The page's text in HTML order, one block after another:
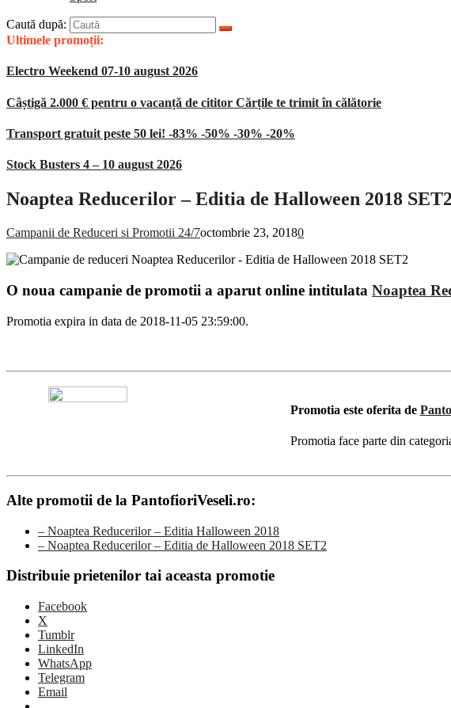
Caută după:
Ultimele promoții:
Electro Weekend 07-10 august 2026
Câștigă 2.000 € pentru o vacanță de cititor Cărțile te trimit în călătorie
Transport gratuit peste 50 lei! -83% -50% -30% -20%
Stock Busters 4 – 10 august 2026
Noaptea Reducerilor – Editia de Halloween 2018 SET2
Campanii de Reduceri si Promotii 24/7octombrie 23, 20180
O noua campanie de promotii a aparut online intitulata Noaptea
Promotia expira in data de 2018-11-05 23:59:00.
Promotia este oferita de
Promotia face parte din
Alte promotii de la PantofioriVeseli.ro:
– Noaptea Reducerilor – Editia Halloween 2018
– Noaptea Reducerilor – Editia de Halloween 2018 SET2
Distribuie prietenilor tai aceasta promotie
Facebook
X
Tumblr
LinkedIn
WhatsApp
Telegram
Email